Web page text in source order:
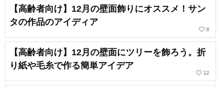
【高齢者向け】12月の壁面飾りにオススメ！サン
タの作品のアイディア
favorite_border 8
【高齢者向け】12月の壁面にツリーを飾ろう。折
り紙や毛糸で作る簡単アイデア
favorite_border 12